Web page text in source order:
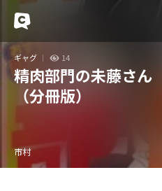
ギャグ 14
精肉部門の未藤さん
（分冊版）
市村